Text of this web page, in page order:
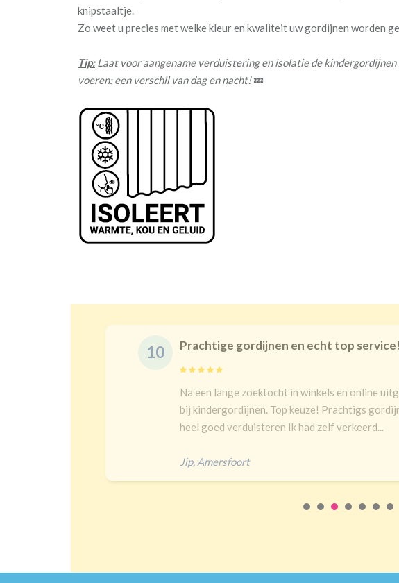
knipstaaltje.
Zo weet u precies met welke kleur en kwaliteit uw gordijnen worden
Tip:Laat voor aangename verduistering en isolatie de kindergordijnen
voeren: een verschil van dag en nacht!💤
10 Prachtige gordijnen en echt top service!
Na een lange zoektocht in winkels en online
bij kindergordijnen. Top keuze! Prachtigs
heel goed verduisteren Ik had zelf verkeerd...
Jip, Amersfoort